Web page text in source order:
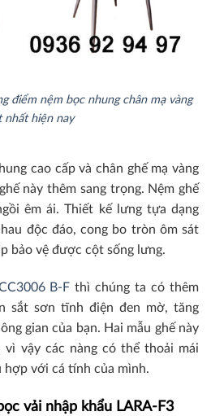
điểm nệm bọc nhung chân mạ vàng
nhất hiện nay
cao cấp và chân ghế mạ vàng
này thêm sang trọng. Nệm ghế
êm ái. Thiết kế lưng tựa dạng
độc đáo, cong bo tròn ôm sát
bảo vệ được cột sống lưng.
B-F thì chúng ta có thêm
sắt sơn tĩnh điện đen mờ, tăng
gian của bạn. Hai mẫu ghế này
vì vậy các nàng có thể thoải mái
hợp với cá tính của mình.
vải nhập khẩu LARA-F3